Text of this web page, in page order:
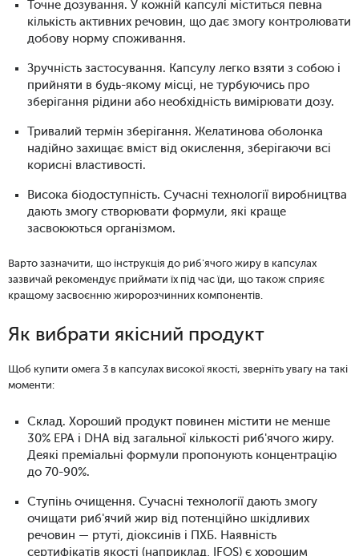
Точне дозування. У кожній капсулі міститься певна
кількість активних речовин, що дає змогу контролювати
добову норму споживання.
Зручність застосування. Капсулу легко взяти з собою і
прийняти в будь-якому місці, не турбуючись про
зберігання рідини або необхідність вимірювати дозу.
Тривалий термін зберігання. Желатинова оболонка
надійно захищає вміст від окислення, зберігаючи всі
корисні властивості.
Висока біодоступність. Сучасні технології виробництва
дають змогу створювати формули, які краще
засвоюються організмом.
Варто зазначити, що інструкція до риб'ячого жиру в капсулах
зазвичай рекомендує приймати їх під час їди, що також сприяє
кращому засвоєнню жиророзчинних компонентів.
Як вибрати якісний продукт
Щоб купити омега 3 в капсулах високої якості, зверніть увагу на такі
моменти:
Склад. Хороший продукт повинен містити не менше
30% EPA і DHA від загальної кількості риб'ячого жиру.
Деякі преміальні формули пропонують концентрацію
до 70-90%.
Ступінь очищення. Сучасні технології дають змогу
очищати риб'ячий жир від потенційно шкідливих
речовин — ртуті, діоксинів і ПХБ. Наявність
сертифікатів якості (наприклад, IFOS) є хорошим